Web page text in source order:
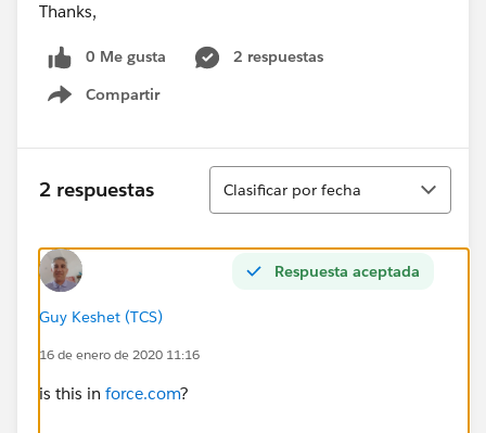
Thanks,
0 Me gusta
2 respuestas
Compartir
Show menu
2 respuestas
Ordenar
Clasificar por fecha
Respuesta aceptada
Guy Keshet (TCS)
16 de enero de 2020 11:16
is this in force.com?